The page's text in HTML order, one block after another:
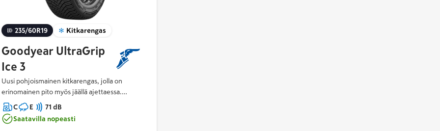
235/60R19 Kitkarengas
Goodyear UltraGrip
Ice 3
Uusi pohjoismainen kitkarengas, jolla on
erinomainen pito myös jäällä ajettaessa.
Ultragip Ice 3 sopii käytettäväksi myös
täyssähköautoille.
C E
71 dB
Saatavilla nopeasti